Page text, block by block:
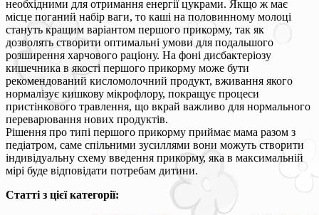
необхідними для отримання енергії цукрами. Якщо ж має
місце поганий набір ваги, то каші на половинному молоці
стануть кращим варіантом першого прикорму, так як
дозволять створити оптимальні умови для подальшого
розширення харчового раціону. На фоні дисбактеріозу
кишечника в якості першого прикорму може бути
рекомендований кисломолочний продукт, вживання якого
нормалізує кишкову мікрофлору, покращує процеси
пристінкового травлення, що вкрай важливо для нормального
переварювання нових продуктів.
Рішення про типі першого прикорму приймає мама разом з
педіатром, саме спільними зусиллями вони можуть створити
індивідуальну схему введення прикорму, яка в максимальній
мірі буде відповідати потребам дитини.
Статті з цієї категорії: